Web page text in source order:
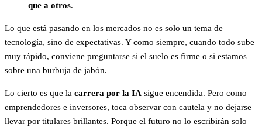
que a otros.
Lo que está pasando en los mercados no es solo un tema de
tecnología, sino de expectativas. Y como siempre, cuando todo sube
muy rápido, conviene preguntarse si el suelo es firme o si estamos
sobre una burbuja de jabón.
Lo cierto es que la carrera por la IA sigue encendida. Pero como
emprendedores e inversores, toca observar con cautela y no dejarse
llevar por titulares brillantes. Porque el futuro no lo escribirán solo